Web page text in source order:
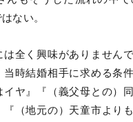
ない。
は全く興味がありません
当時結婚相手に求める条
イヤ』『（義父母との）
（地元の）天童市より